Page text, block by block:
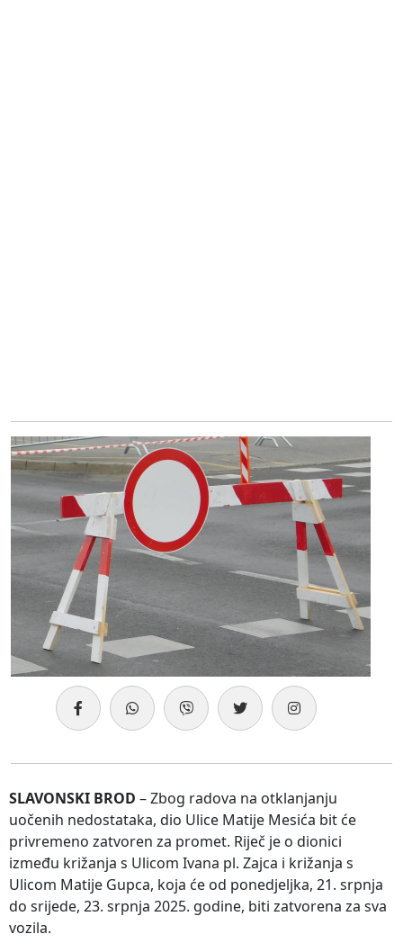
SLAVONSKI BROD – Zbog radova na otklanjanju
uočenih nedostataka, dio Ulice Matije Mesića bit će
privremeno zatvoren za promet. Riječ je o dionici
između križanja s Ulicom Ivana pl. Zajca i križanja s
Ulicom Matije Gupca, koja će od ponedjeljka, 21. srpnja
do srijede, 23. srpnja 2025. godine, biti zatvorena za sva
vozila.